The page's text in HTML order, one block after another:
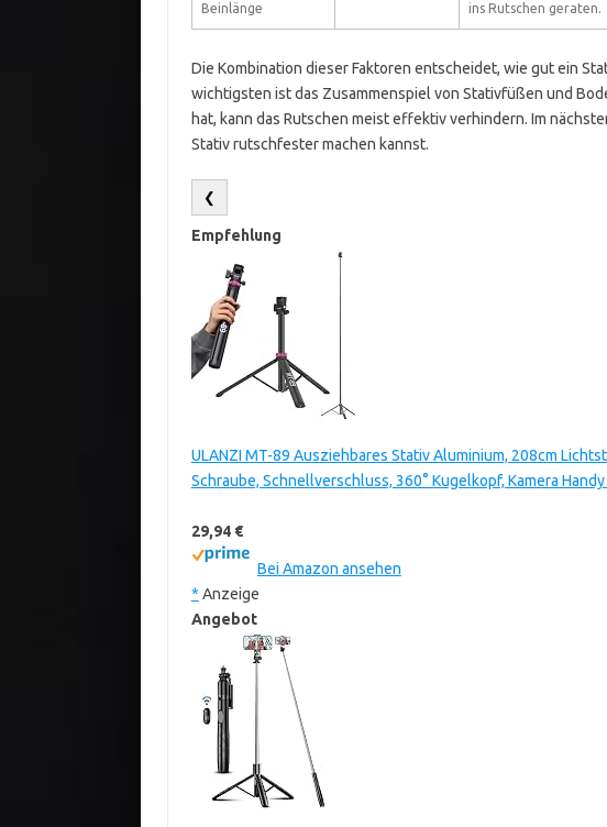
Beinlänge
ins Rutschen geraten.
Die Kombination dieser Faktoren entscheidet, wie gut ein
wichtigsten ist das Zusammenspiel von Stativfüßen und
hat, kann das Rutschen meist effektiv verhindern. Im
Stativ rutschfester machen kannst.
❮
Empfehlung
ULANZI MT-89 Ausziehbares Stativ Aluminium, 208cm
Schraube, Schnellverschluss, 360° Kugelkopf, Kamera
29,94 €
Bei Amazon ansehen
* Anzeige
Angebot